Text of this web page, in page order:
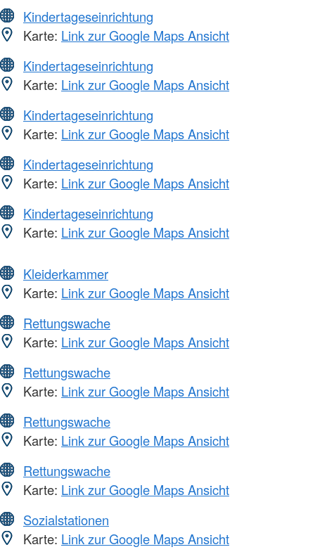
Kindertageseinrichtung
Karte: Link zur Google Maps Ansicht
Kindertageseinrichtung
Karte: Link zur Google Maps Ansicht
Kindertageseinrichtung
Karte: Link zur Google Maps Ansicht
Kindertageseinrichtung
Karte: Link zur Google Maps Ansicht
Kindertageseinrichtung
Karte: Link zur Google Maps Ansicht
Kleiderkammer
Karte: Link zur Google Maps Ansicht
Rettungswache
Karte: Link zur Google Maps Ansicht
Rettungswache
Karte: Link zur Google Maps Ansicht
Rettungswache
Karte: Link zur Google Maps Ansicht
Rettungswache
Karte: Link zur Google Maps Ansicht
Sozialstationen
Karte: Link zur Google Maps Ansicht